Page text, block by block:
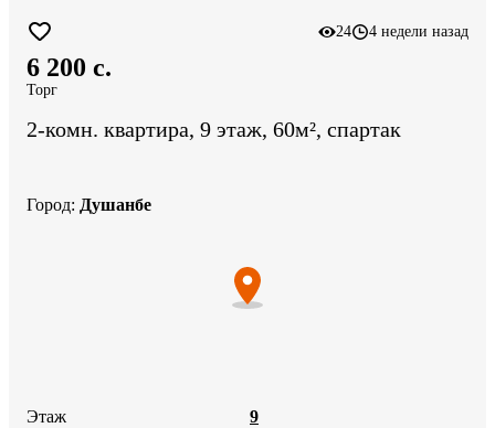
24 4 недели назад
6 200 c.
Торг
2-комн. квартира, 9 этаж, 60м², спартак
Город: Душанбе
Этаж
9